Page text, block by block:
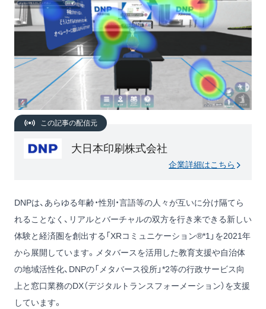
この記事の配信元
大日本印刷株式会社
企業詳細はこちら
DNPは、あらゆる年齢・性別・言語等の人々が互いに分け隔てら
れることなく、リアルとバーチャルの双方を行き来できる新しい
体験と経済圏を創出する「XRコミュニケーション®*1」を2021年
から展開しています。メタバースを活用した教育支援や自治体
の地域活性化、DNPの「メタバース役所」*2等の行政サービス向
上と窓口業務のDX（デジタルトランスフォーメーション）を支援
しています。